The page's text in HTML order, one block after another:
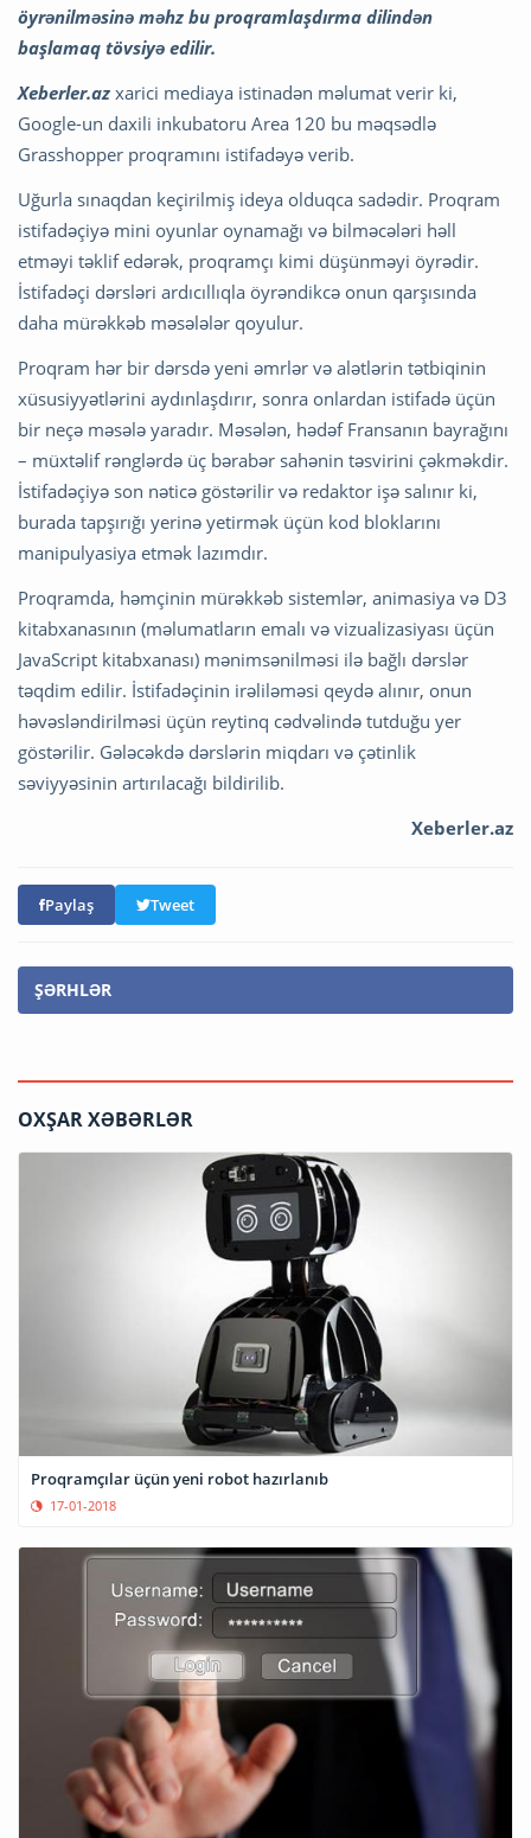
öyrənilməsinə məhz bu proqramlaşdırma dilindən
başlamaq tövsiyə edilir.
Xeberler.az xarici mediaya istinadən məlumat verir ki,
Google-un daxili inkubatoru Area 120 bu məqsədlə
Grasshopper proqramını istifadəyə verib.
Uğurla sınaqdan keçirilmiş ideya olduqca sadədir. Proqram
istifadəçiyə mini oyunlar oynamağı və bilməcələri həll
etməyi təklif edərək, proqramçı kimi düşünməyi öyrədir.
İstifadəçi dərsləri ardıcıllıqla öyrəndikcə onun qarşısında
daha mürəkkəb məsələlər qoyulur.
Proqram hər bir dərsdə yeni əmrlər və alətlərin tətbiqinin
xüsusiyyətlərini aydınlaşdırır, sonra onlardan istifadə üçün
bir neçə məsələ yaradır. Məsələn, hədəf Fransanın bayrağını
– müxtəlif rənglərdə üç bərabər sahənin təsvirini çəkməkdir.
İstifadəçiyə son nəticə göstərilir və redaktor işə salınır ki,
burada tapşırığı yerinə yetirmək üçün kod bloklarını
manipulyasiya etmək lazımdır.
Proqramda, həmçinin mürəkkəb sistemlər, animasiya və D3
kitabxanasının (məlumatların emalı və vizualizasiyası üçün
JavaScript kitabxanası) mənimsənilməsi ilə bağlı dərslər
təqdim edilir. İstifadəçinin irəliləməsi qeydə alınır, onun
həvəsləndirilməsi üçün reytinq cədvəlində tutduğu yer
göstərilir. Gələcəkdə dərslərin miqdarı və çətinlik
səviyyəsinin artırılacağı bildirilib.
Xeberler.az
Paylaş Tweet
ŞƏRHLƏR
OXŞAR XƏBƏRLƏR
Proqramçılar üçün yeni robot hazırlanıb
17-01-2018